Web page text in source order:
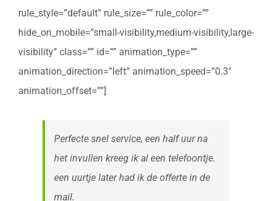
rule_style=”default” rule_size=”” rule_color=””
hide_on_mobile=”small-visibility,medium-visibility,large-
visibility” class=”” id=”” animation_type=””
animation_direction=”left” animation_speed=”0.3″
animation_offset=””]
Perfecte snel service, een half uur na
het invullen kreeg ik al een telefoontje.
een uurtje later had ik de offerte in de
mail.